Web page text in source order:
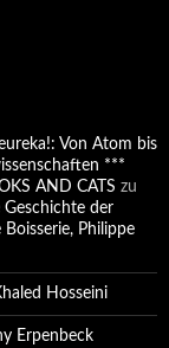
Von Atom bis
***
AND CATS zu
der
Philippe
Hosseini
Erpenbeck